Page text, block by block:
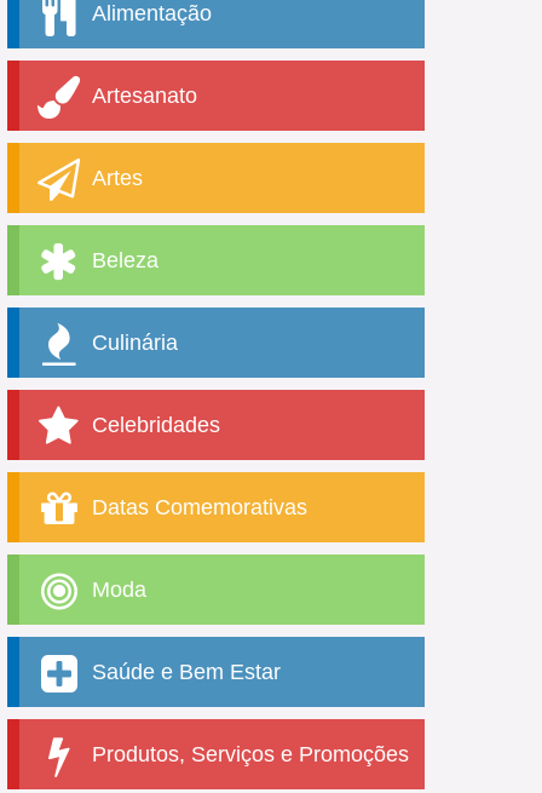
Alimentação
Artesanato
Artes
Beleza
Culinária
Celebridades
Datas Comemorativas
Moda
Saúde e Bem Estar
Produtos, Serviços e Promoções